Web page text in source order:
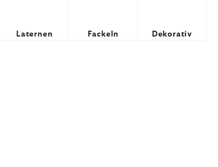
Laternen Fackeln Dekorativ